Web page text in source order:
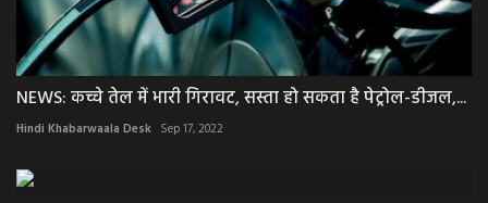
NEWS: कच्चे तेल में भारी गिरावट, सस्ता हो सकता है पेट्रोल-डीजल,...
Hindi Khabarwaala Desk Sep 17, 2022